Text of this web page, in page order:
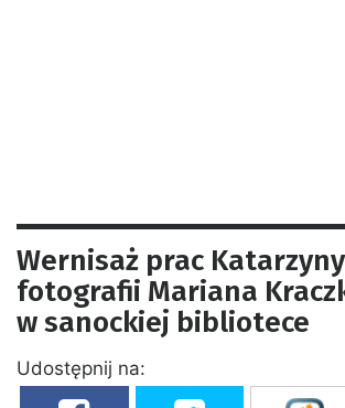
Wernisaż prac
fotografii Mariana
w sanockiej bibliotece
Udostępnij na: